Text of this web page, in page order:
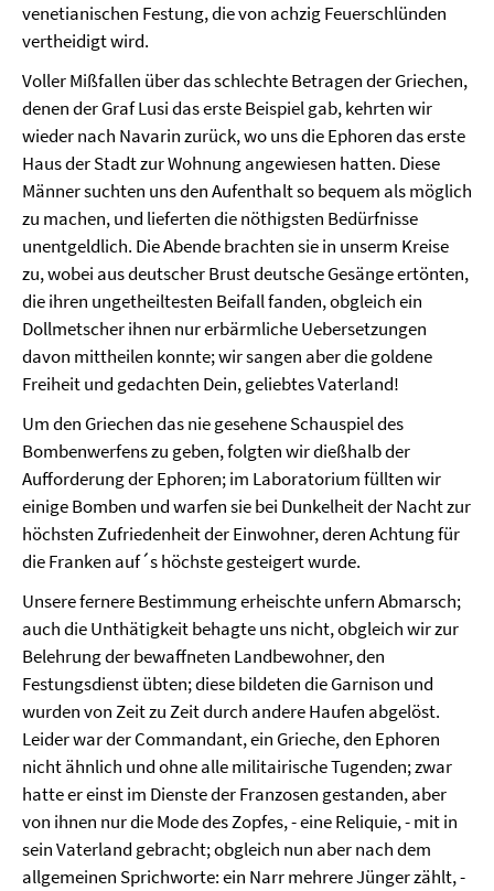
venetianischen Festung, die von achzig Feuerschlünden
vertheidigt wird.
Voller Mißfallen über das schlechte Betragen der Griechen,
denen der Graf Lusi das erste Beispiel gab, kehrten wir
wieder nach Navarin zurück, wo uns die Ephoren das erste
Haus der Stadt zur Wohnung angewiesen hatten. Diese
Männer suchten uns den Aufenthalt so bequem als möglich
zu machen, und lieferten die nöthigsten Bedürfnisse
unentgeldlich. Die Abende brachten sie in unserm Kreise
zu, wobei aus deutscher Brust deutsche Gesänge ertönten,
die ihren ungetheiltesten Beifall fanden, obgleich ein
Dollmetscher ihnen nur erbärmliche Uebersetzungen
davon mittheilen konnte; wir sangen aber die goldene
Freiheit und gedachten Dein, geliebtes Vaterland!
Um den Griechen das nie gesehene Schauspiel des
Bombenwerfens zu geben, folgten wir dießhalb der
Aufforderung der Ephoren; im Laboratorium füllten wir
einige Bomben und warfen sie bei Dunkelheit der Nacht zur
höchsten Zufriedenheit der Einwohner, deren Achtung für
die Franken auf´s höchste gesteigert wurde.
Unsere fernere Bestimmung erheischte unfern Abmarsch;
auch die Unthätigkeit behagte uns nicht, obgleich wir zur
Belehrung der bewaffneten Landbewohner, den
Festungsdienst übten; diese bildeten die Garnison und
wurden von Zeit zu Zeit durch andere Haufen abgelöst.
Leider war der Commandant, ein Grieche, den Ephoren
nicht ähnlich und ohne alle militairische Tugenden; zwar
hatte er einst im Dienste der Franzosen gestanden, aber
von ihnen nur die Mode des Zopfes, - eine Reliquie, - mit in
sein Vaterland gebracht; obgleich nun aber nach dem
allgemeinen Sprichworte: ein Narr mehrere Jünger zählt, -